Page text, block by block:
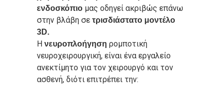
ενδοσκόπιο μας οδηγεί ακριβώς επάνω
στην βλάβη σε τρισδιάστατο μοντέλο
3D.
Η νευροπλοήγηση ρομποτική
νευροχειρουργική, είναι ένα εργαλείο
ανεκτίμητο για τον χειρουργό και τον
ασθενή, διότι επιτρέπει την: